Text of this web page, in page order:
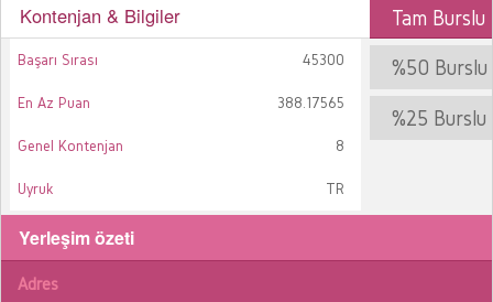
Kontenjan & Bilgiler
Başarı Sırası 45300
En Az Puan 388.17565
Genel Kontenjan 8
Uyruk TR
Tam Burslu
%50 Burslu
%25 Burslu
Yerleşim özeti
Adres